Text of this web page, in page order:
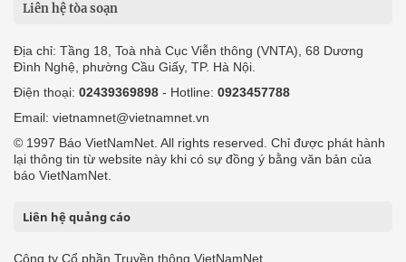
Liên hệ tòa soạn
Địa chỉ: Tầng 18, Toà nhà Cục Viễn thông (VNTA), 68 Dương
Đình Nghệ, phường Cầu Giấy, TP. Hà Nội.
Điện thoại: 02439369898 - Hotline: 0923457788
Email: vietnamnet@vietnamnet.vn
© 1997 Báo VietNamNet. All rights reserved. Chỉ được phát hành
lại thông tin từ website này khi có sự đồng ý bằng văn bản của
báo VietNamNet.
Liên hệ quảng cáo
Công ty Cổ phần Truyền thông VietNamNet